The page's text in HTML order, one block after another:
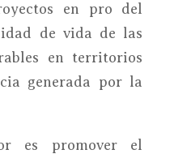
en pro del
de vida de las
en territorios
generada por la
es promover el